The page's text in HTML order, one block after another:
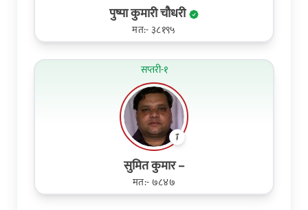
पुष्पा कुमारी चौधरी
मत:- ३८१९५
सप्तरी-१
सुमित कुमार –
मत:- ७८४७